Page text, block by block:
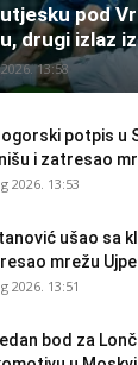
pod
drugi izlaz
13:58
potpis u
i zatresao
2026. 13:53
ušao sa
mrežu
2026. 13:51
bod za